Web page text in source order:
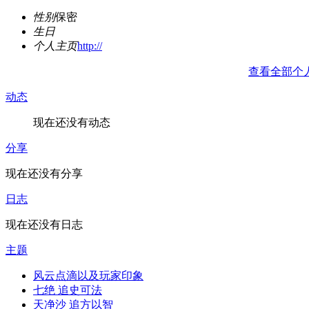
性别保密
生日
个人主页http://
查看全部个
动态
现在还没有动态
分享
现在还没有分享
日志
现在还没有日志
主题
风云点滴以及玩家印象
七绝 追史可法
天净沙 追方以智